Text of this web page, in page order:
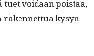
tuet voidaan pois­taa,
raken­net­tua kysyn­